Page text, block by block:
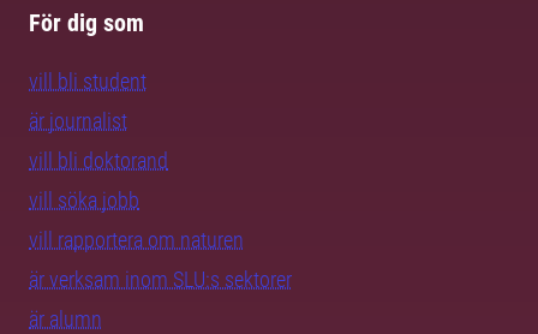
För dig som
vill bli student
är journalist
vill bli doktorand
vill söka jobb
vill rapportera om naturen
är verksam inom SLU:s sektorer
är alumn